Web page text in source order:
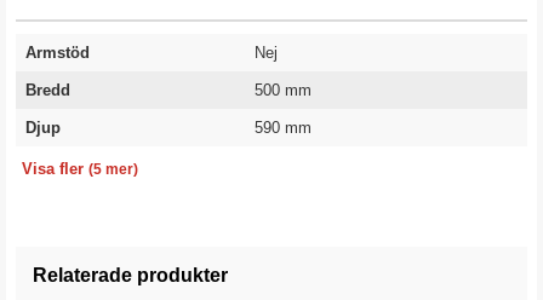
Armstöd Nej
Bredd 500 mm
Djup
590 mm
Visa fler (5 mer)
Relaterade produkter